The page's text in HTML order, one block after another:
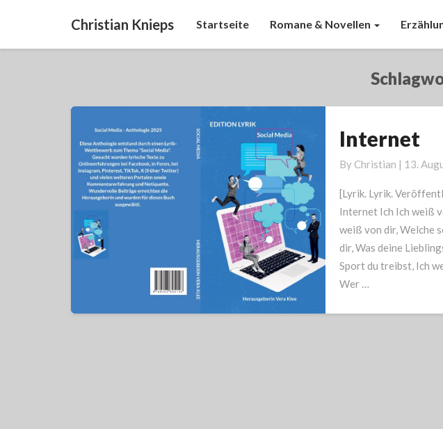
Christian Knieps Startseite Romane & Novellen
Internet
Internet
By Christian | 13.
[Lyrik. Lyrik.
Internet Ich Ich weiß
weiß von dir, Welche
dir, Was deine
Sport du treibst, Ich
Wer …